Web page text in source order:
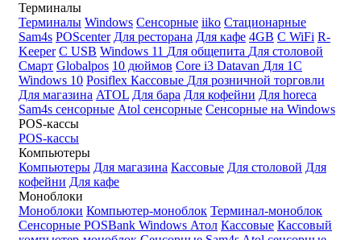
Терминалы
Терминалы Windows Сенсорные iiko Стационарные
Sam4s POScenter Для ресторана Для кафе 4GB С WiFi R-
Keeper С USB Windows 11 Для общепита Для столовой
Смарт Globalpos 10 дюймов Core i3 Datavan Для 1С
Windows 10 Posiflex Кассовые Для розничной торговли
Для магазина ATOL Для бара Для кофейни Для horeca
Sam4s сенсорные Atol сенсорные Сенсорные на Windows
POS-кассы
POS-кассы
Компьютеры
Компьютеры Для магазина Кассовые Для столовой Для
кофейни Для кафе
Моноблоки
Моноблоки Компьютер-моноблок Терминал-моноблок
Сенсорные POSBank Windows Атол Кассовые Кассовый